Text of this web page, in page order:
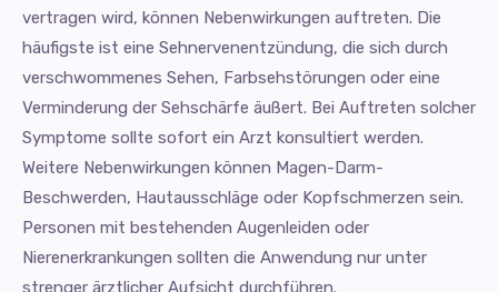
vertragen wird, können Nebenwirkungen auftreten. Die
häufigste ist eine Sehnervenentzündung, die sich durch
verschwommenes Sehen, Farbsehstörungen oder eine
Verminderung der Sehschärfe äußert. Bei Auftreten solcher
Symptome sollte sofort ein Arzt konsultiert werden.
Weitere Nebenwirkungen können Magen-Darm-
Beschwerden, Hautausschläge oder Kopfschmerzen sein.
Personen mit bestehenden Augenleiden oder
Nierenerkrankungen sollten die Anwendung nur unter